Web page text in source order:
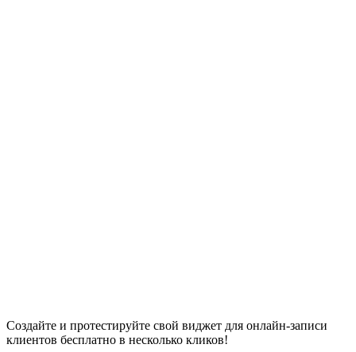
Создайте и протестируйте свой виджет для онлайн-записи
клиентов бесплатно в несколько кликов!